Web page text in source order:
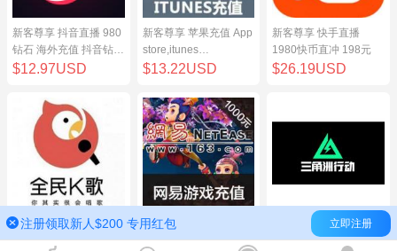
新客尊享 抖音直播 980
钻石 海外充值 抖音钻石
（原抖币）98元
$12.97USD
新客尊享 苹果充值 App
store,itunes
store,iphone,ipad中国
$13.22USD
新客尊享 快手直播
1980快币直冲 198元
$26.19USD
新客尊享 全民K歌100
元 1000K币（填写全民
网易点数1000元(可直
充/寄售) 网易一卡通
三角洲行动（腾讯国
服）
注册领取新人$200 专用红包 立即注册